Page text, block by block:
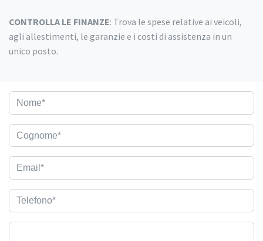
CONTROLLA LE FINANZE: Trova le spese relative ai veicoli,
agli allestimenti, le garanzie e i costi di assistenza in un
unico posto.